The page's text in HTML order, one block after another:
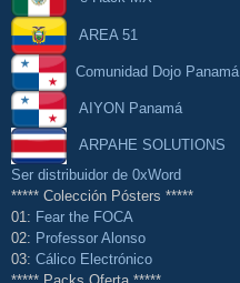
AREA 51
Comunidad Dojo Panamá
AIYON Panamá
ARPAHE SOLUTIONS
Ser distribuidor de 0xWord
***** Colección Pósters *****
01: Fear the FOCA
02: Professor Alonso
03: Cálico Electrónico